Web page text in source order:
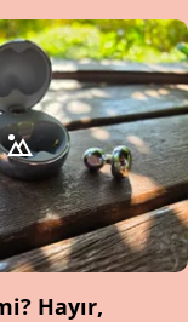
Hayır,